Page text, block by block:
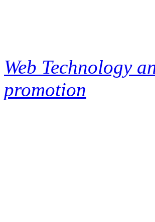
Web Technology
promotion